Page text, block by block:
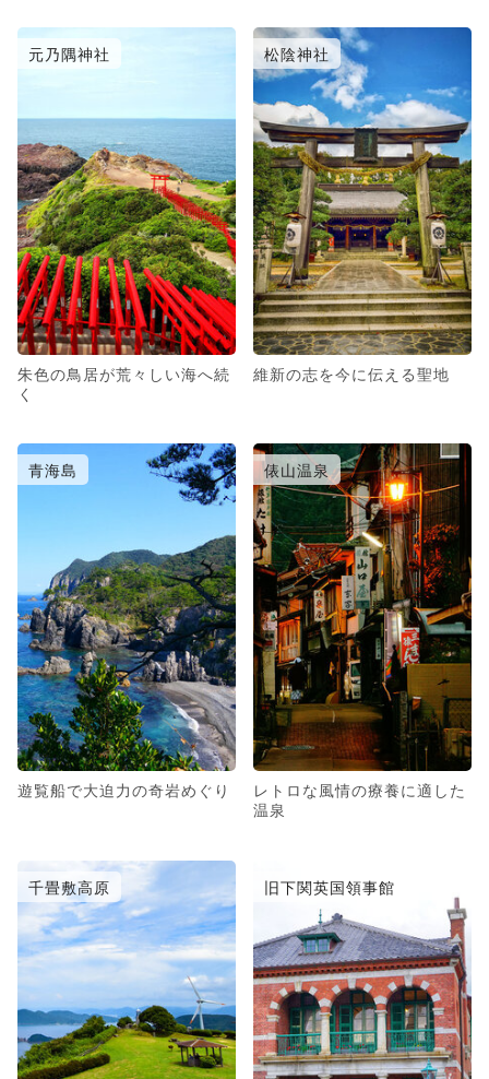
元乃隅神社
朱色の鳥居が荒々しい海へ続
く
松陰神社
維新の志を今に伝える聖地
青海島
遊覧船で大迫力の奇岩めぐり
俵山温泉
レトロな風情の療養に適した
温泉
千畳敷高原 旧下関英国領事館